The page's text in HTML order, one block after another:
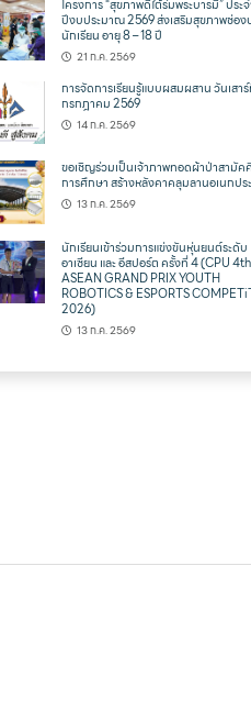
โครงการ “สุขภาพดีใต้ร่มพระบารมี” ประ
ปีงบประมาณ 2569 ส่งเสริมสุขภาพช่อง
นักเรียน อายุ 8 – 18 ปี
21 ก.ค. 2569
การจัดการเรียนรู้แบบผสมผสาน วันเสา
กรกฎาคม 2569
14 ก.ค. 2569
ขอเชิญร่วมเป็นเจ้าภาพทอดผ้าป่าสามัค
การศึกษา สร้างหลังคาคลุมลานอเนกปร
13 ก.ค. 2569
นักเรียนเข้าร่วมการแข่งขันหุ่นยนต์ระดับ
อาเซียน และ อีสปอร์ต ครั้งที่ 4 (CPU 4th
ASEAN GRAND PRIX YOUTH
ROBOTICS & ESPORTS
2026)
13 ก.ค. 2569